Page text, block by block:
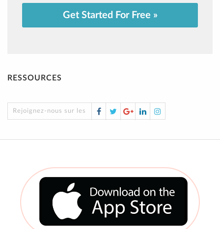
Get Started For Free »
RESSOURCES
Rejoignez-nous sur les réseaux sociaux !
Facebook
TwitterGoogle
Plus
LinkedInInstagram